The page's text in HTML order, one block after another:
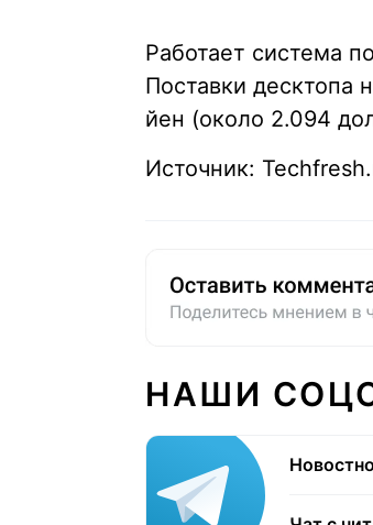
Работает система
Поставки десктопа
йен (около 2.094
Источник:
НАШИ